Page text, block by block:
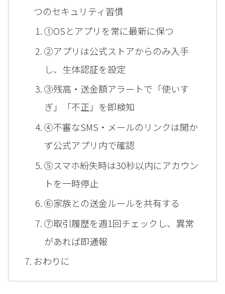
つのセキュリティ習慣
①OSとアプリを常に最新に保つ
②アプリは公式ストアからのみ入手
し、生体認証を設定
③残高・送金額アラートで「使いす
ぎ」「不正」を即検知
④不審なSMS・メールのリンクは開か
ず公式アプリ内で確認
⑤スマホ紛失時は30秒以内にアカウン
トを一時停止
⑥家族との送金ルールを共有する
⑦取引履歴を週1回チェックし、異常
があれば即通報
おわりに